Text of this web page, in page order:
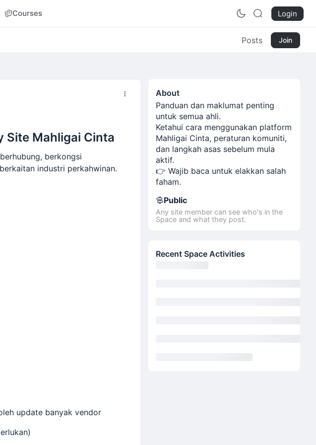
Courses Login
Posts Join
Site Mahligai Cinta
berkongsi
industri perkahwinan.
update banyak vendor
About
Panduan dan maklumat penting
untuk semua ahli.
Ketahui cara menggunakan platform
Mahligai Cinta, peraturan komuniti,
dan langkah asas sebelum mula
aktif.
👉 Wajib baca untuk elakkan salah
faham.
Public
Any site member can see who's in the
Space and what they post.
Recent Space Activities